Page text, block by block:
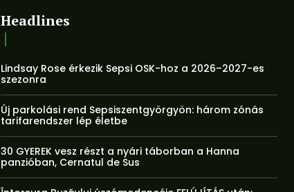
Headlines
Lindsay Rose érkezik Sepsi OSK-hoz a 2026–2027-es
szezonra
Új parkolási rend Sepsiszentgyörgyön: három zónás
tarifarendszer lép életbe
30 GYEREK vesz részt a nyári táborban a Hanna
panzióban, Cernatul de Sus